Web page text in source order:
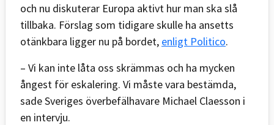
och nu diskuterar Europa aktivt hur man ska slå
tillbaka. Förslag som tidigare skulle ha ansetts
otänkbara ligger nu på bordet, enligt Politico.
– Vi kan inte låta oss skrämmas och ha mycken
ångest för eskalering. Vi måste vara bestämda,
sade Sveriges överbefälhavare Michael Claesson i
en intervju.